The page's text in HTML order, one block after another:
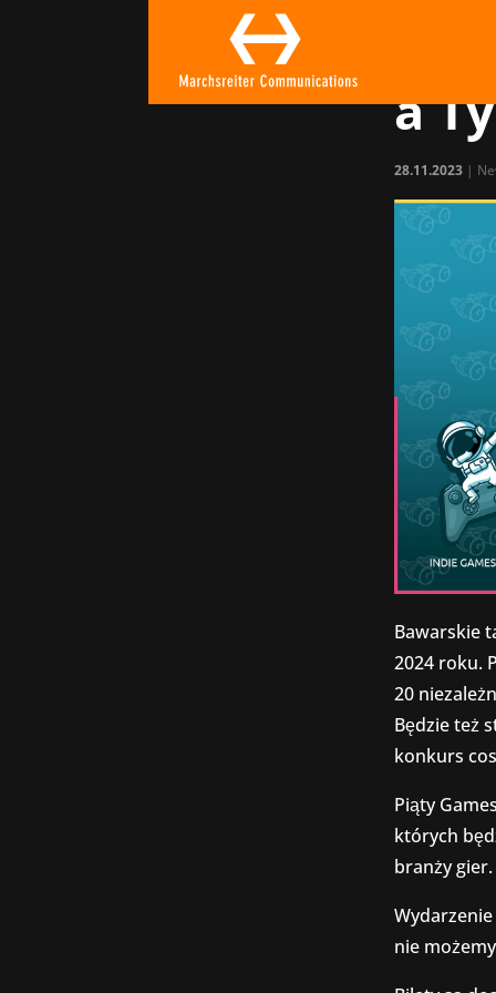
a
28.11.2023|
Bawarskie
2024 roku.
20
Będzie też
konkurs
Piąty
których
branży gier.
nie